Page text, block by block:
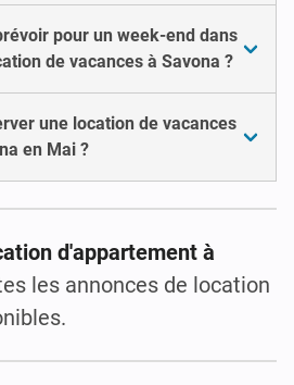
pour un week-end dans
de vacances à Savona ?
une location de vacances
en Mai ?
d'appartement à
les annonces de location